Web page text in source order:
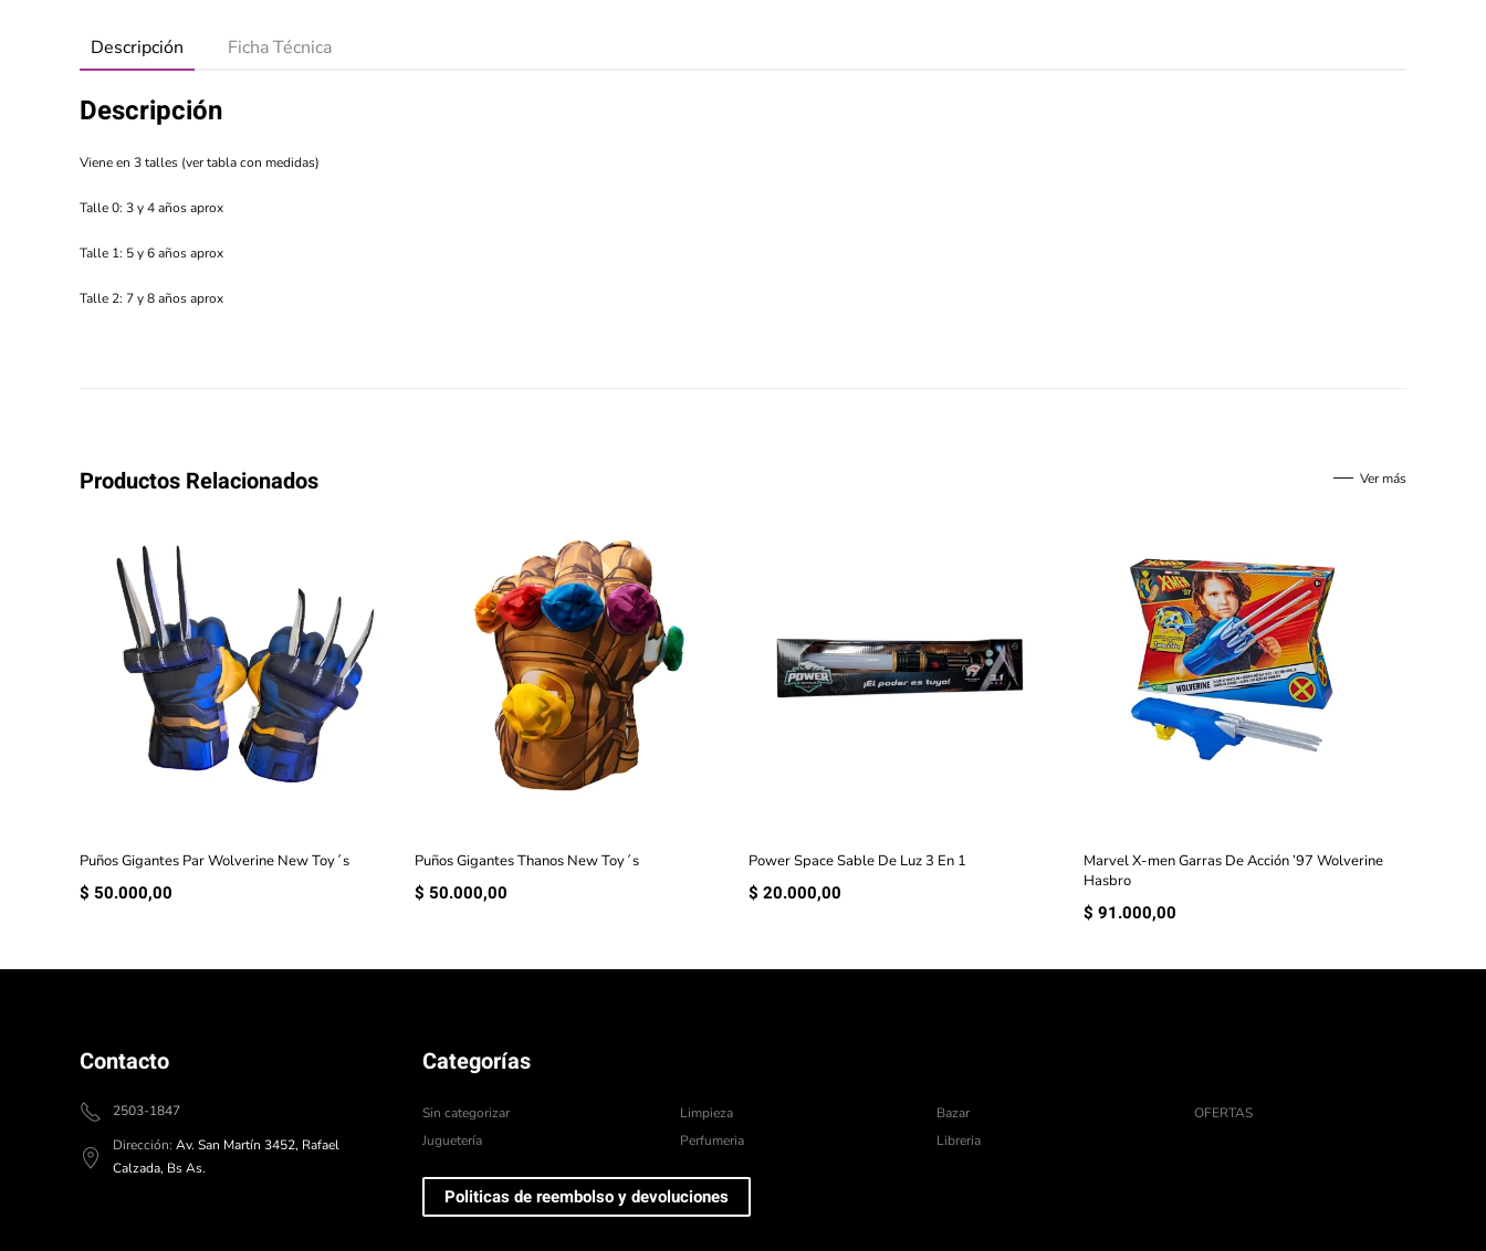
Descripción Ficha Técnica
Descripción
Viene en 3 talles (ver tabla con medidas)
Talle 0: 3 y 4 años aprox
Talle 1: 5 y 6 años aprox
Talle 2: 7 y 8 años aprox
Productos Relacionados Ver más
Puños Gigantes Par Wolverine New Toy´s
$ 50.000,00
Puños Gigantes Thanos New Toy´s
$ 50.000,00
Power Space Sable De Luz 3 En 1
$ 20.000,00
Marvel X-men Garras De Acción ’97 Wolverine
Hasbro
$ 91.000,00
Contacto
2503-1847
Dirección: Av. San Martín 3452, Rafael
Calzada, Bs As.
Categorías
Sin categorizar
Juguetería
Limpieza
Perfumeria
Bazar
Libreria
OFERTAS
Politicas de reembolso y devoluciones